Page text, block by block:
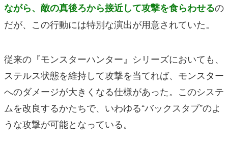
ながら、敵の真後ろから接近して攻撃を食らわせるの
だが、この行動には特別な演出が用意されていた。
従来の『モンスターハンター』シリーズにおいても、
ステルス状態を維持して攻撃を当てれば、モンスター
へのダメージが大きくなる仕様があった。このシステ
ムを改良するかたちで、いわゆる“バックスタブ”のよ
うな攻撃が可能となっている。